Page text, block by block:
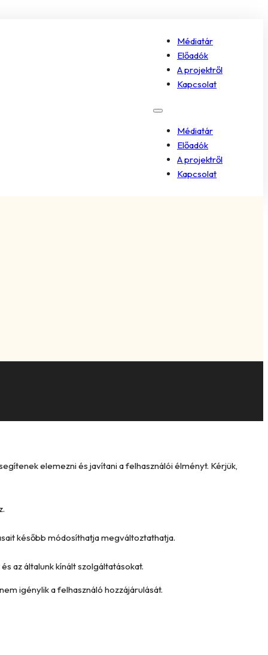
Médiatár
Előadók
A projektről
Kapcsolat
Médiatár
Előadók
A projektről
Kapcsolat
elemezni és javítani a felhasználói élményt. Kérjük,
később módosíthatja megváltoztathatja.
az általunk kínált szolgáltatásokat.
igénylik a felhasználó hozzájárulását.